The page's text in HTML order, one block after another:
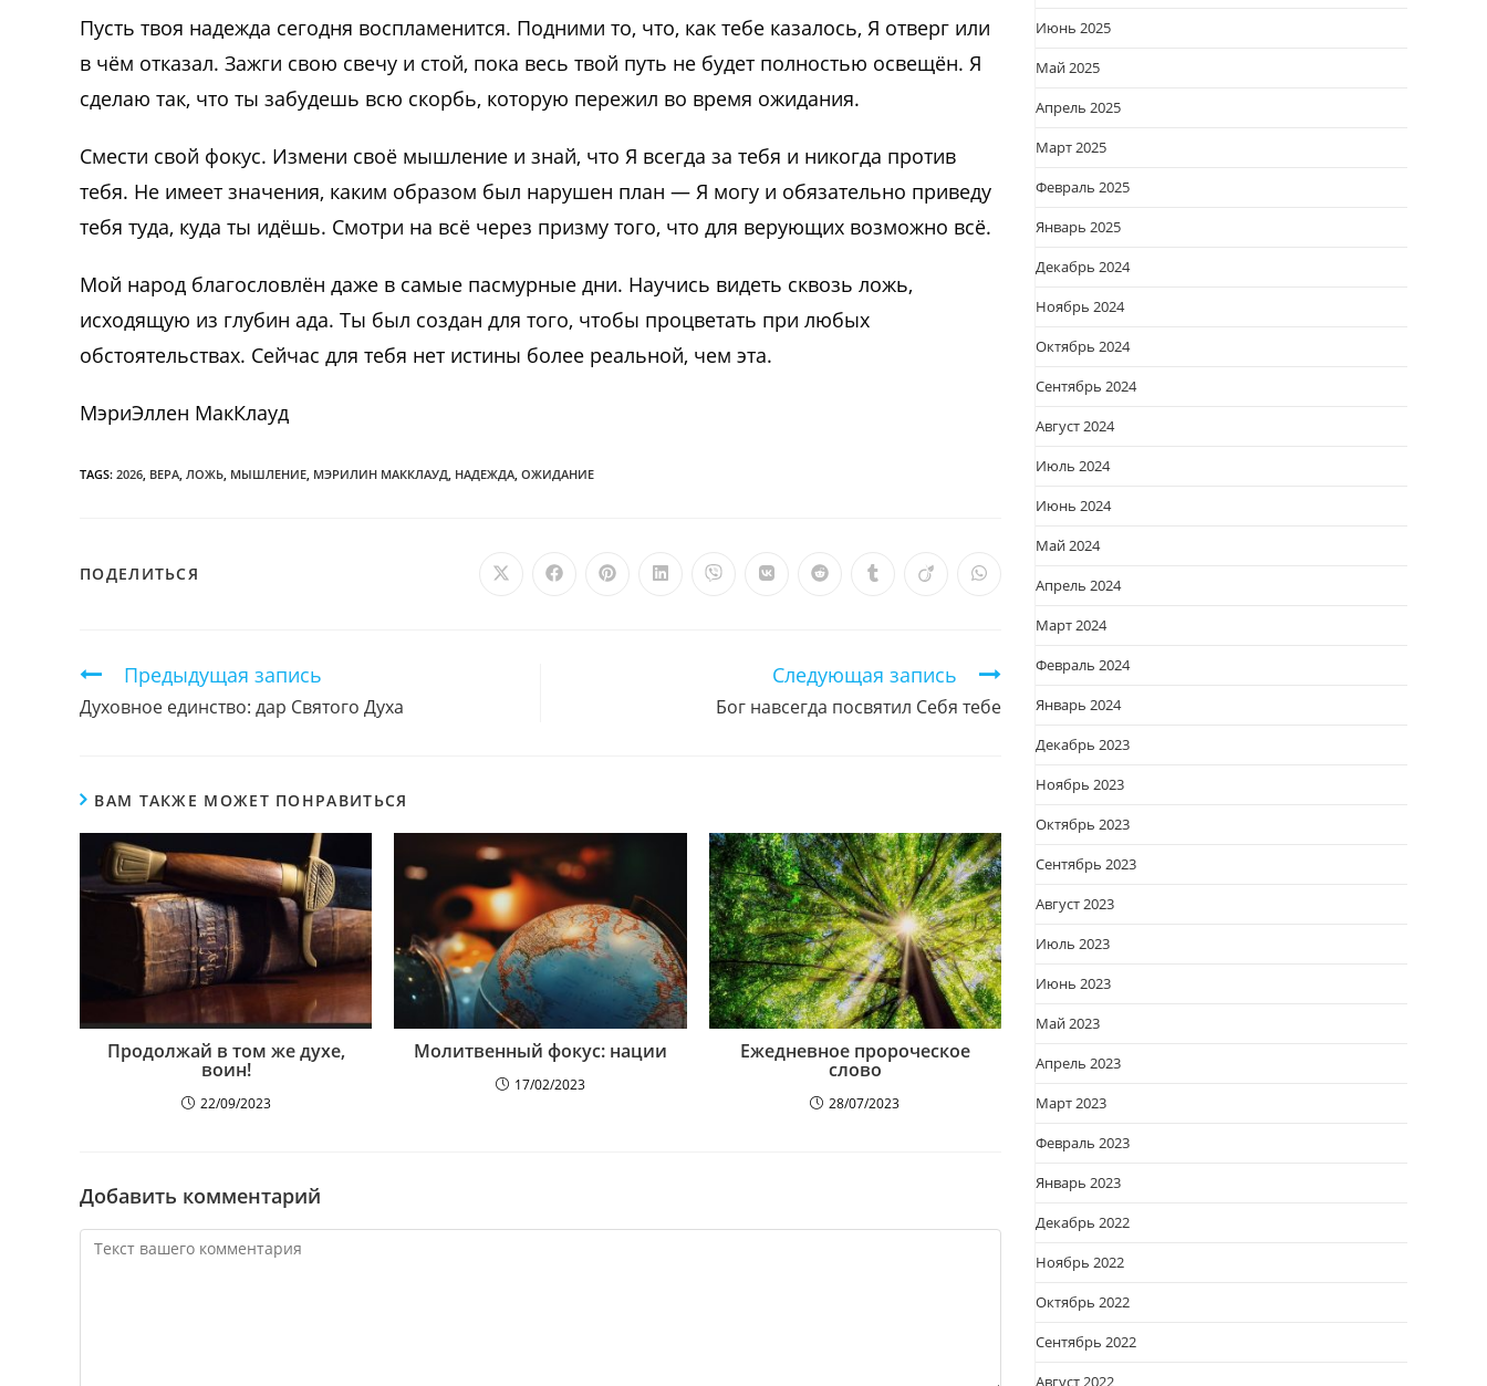
Пусть твоя надежда сегодня воспламенится. Подними то, что, как тебе казалось, Я отверг или
в чём отказал. Зажги свою свечу и стой, пока весь твой путь не будет полностью освещён. Я
сделаю так, что ты забудешь всю скорбь, которую пережил во время ожидания.
Смести свой фокус. Измени своё мышление и знай, что Я всегда за тебя и никогда против
тебя. Не имеет значения, каким образом был нарушен план — Я могу и обязательно приведу
тебя туда, куда ты идёшь. Смотри на всё через призму того, что для верующих возможно всё.
Мой народ благословлён даже в самые пасмурные дни. Научись видеть сквозь ложь,
исходящую из глубин ада. Ты был создан для того, чтобы процветать при любых
обстоятельствах. Сейчас для тебя нет истины более реальной, чем эта.
МэриЭллен МакКлауд
TAGS: 2026, ВЕРА, ЛОЖЬ, МЫШЛЕНИЕ, МЭРИЛИН МАККЛАУД, НАДЕЖДА, ОЖИДАНИЕ
ПОДЕЛИТЬСЯ Открывается
Открывается
Открывается
Открывается
Открывается
Открывается
Открывается
Открывается
Открывается
Открывается
новом
Продолжить
чтение
Предыдущая запись
Духовное единство: дар Святого Духа
Следующая запись
Бог навсегда посвятил Себя тебе
ВАМ ТАКЖЕ МОЖЕТ ПОНРАВИТЬСЯ
Продолжай в том же духе,
воин!
22/09/2023
Молитвенный фокус: нации
17/02/2023
Ежедневное пророческое
слово
28/07/2023
Добавить комментарий
Июнь 2025
Май 2025
Апрель 2025
Март 2025
Февраль 2025
Январь 2025
Декабрь 2024
Ноябрь 2024
Октябрь 2024
Сентябрь 2024
Август 2024
Июль 2024
Июнь 2024
Май 2024
Апрель 2024
Март 2024
Февраль 2024
Январь 2024
Декабрь 2023
Ноябрь 2023
Октябрь 2023
Сентябрь 2023
Август 2023
Июль 2023
Июнь 2023
Май 2023
Апрель 2023
Март 2023
Февраль 2023
Январь 2023
Декабрь 2022
Ноябрь 2022
Октябрь 2022
Сентябрь 2022
Август 2022